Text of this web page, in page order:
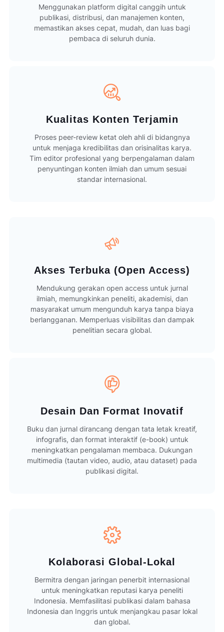
Menggunakan platform digital canggih untuk
publikasi, distribusi, dan manajemen konten,
memastikan akses cepat, mudah, dan luas bagi
pembaca di seluruh dunia.
Kualitas Konten Terjamin
Proses peer-review ketat oleh ahli di bidangnya
untuk menjaga kredibilitas dan orisinalitas karya.
Tim editor profesional yang berpengalaman dalam
penyuntingan konten ilmiah dan umum sesuai
standar internasional.
Akses Terbuka (Open Access)
Mendukung gerakan open access untuk jurnal
ilmiah, memungkinkan peneliti, akademisi, dan
masyarakat umum mengunduh karya tanpa biaya
berlangganan. Memperluas visibilitas dan dampak
penelitian secara global.
Desain Dan Format Inovatif
Buku dan jurnal dirancang dengan tata letak kreatif,
infografis, dan format interaktif (e-book) untuk
meningkatkan pengalaman membaca. Dukungan
multimedia (tautan video, audio, atau dataset) pada
publikasi digital.
Kolaborasi Global-Lokal
Bermitra dengan jaringan penerbit internasional
untuk meningkatkan reputasi karya peneliti
Indonesia. Memfasilitasi publikasi dalam bahasa
Indonesia dan Inggris untuk menjangkau pasar lokal
dan global.